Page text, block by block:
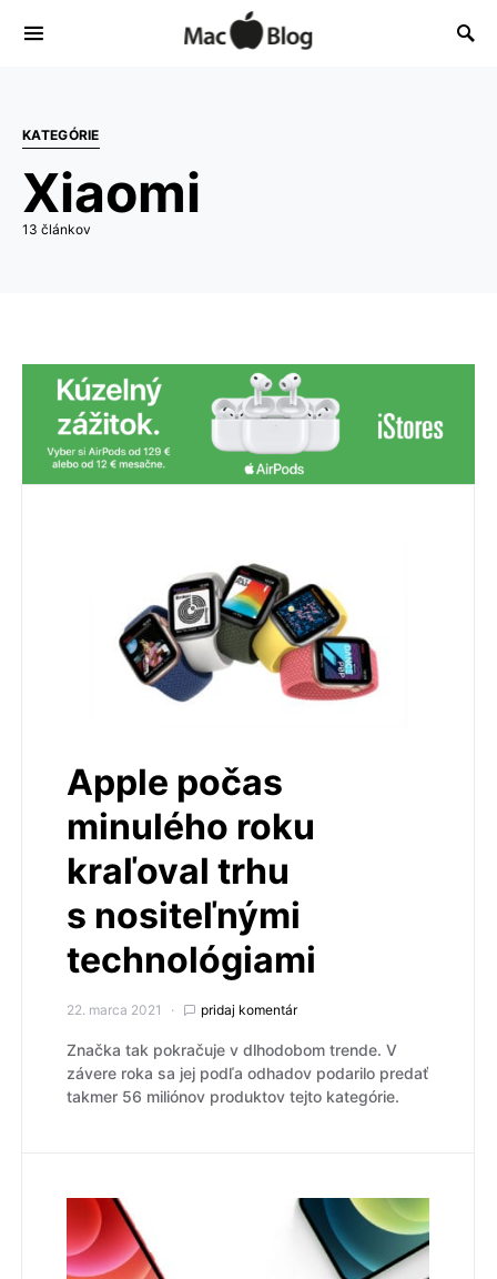
KATEGÓRIE
Xiaomi
13 článkov
Apple počas
minulého roku
kraľoval trhu
s nositeľnými
technológiami
22. marca 2021 pridaj komentár
Značka tak pokračuje v dlhodobom trende. V
závere roka sa jej podľa odhadov podarilo predať
takmer 56 miliónov produktov tejto kategórie.